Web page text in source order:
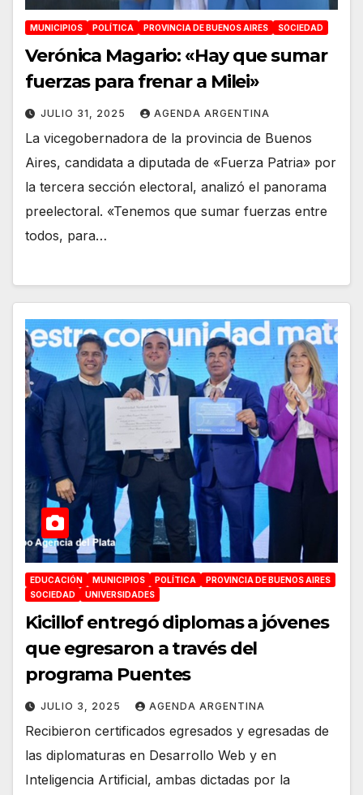
MUNICIPIOS POLÍTICA PROVINCIA DE BUENOS AIRES SOCIEDAD
Verónica Magario: «Hay que sumar
fuerzas para frenar a Milei»
JULIO 31, 2025 AGENDA ARGENTINA
La vicegobernadora de la provincia de Buenos
Aires, candidata a diputada de «Fuerza Patria» por
la tercera sección electoral, analizó el panorama
preelectoral. «Tenemos que sumar fuerzas entre
todos, para…
EDUCACIÓN MUNICIPIOS POLÍTICA
PROVINCIA DE BUENOS AIRES
SOCIEDAD
UNIVERSIDADES
Kicillof entregó diplomas a jóvenes
que egresaron a través del
programa Puentes
JULIO 3, 2025 AGENDA ARGENTINA
Recibieron certificados egresados y egresadas de
las diplomaturas en Desarrollo Web y en
Inteligencia Artificial, ambas dictadas por la